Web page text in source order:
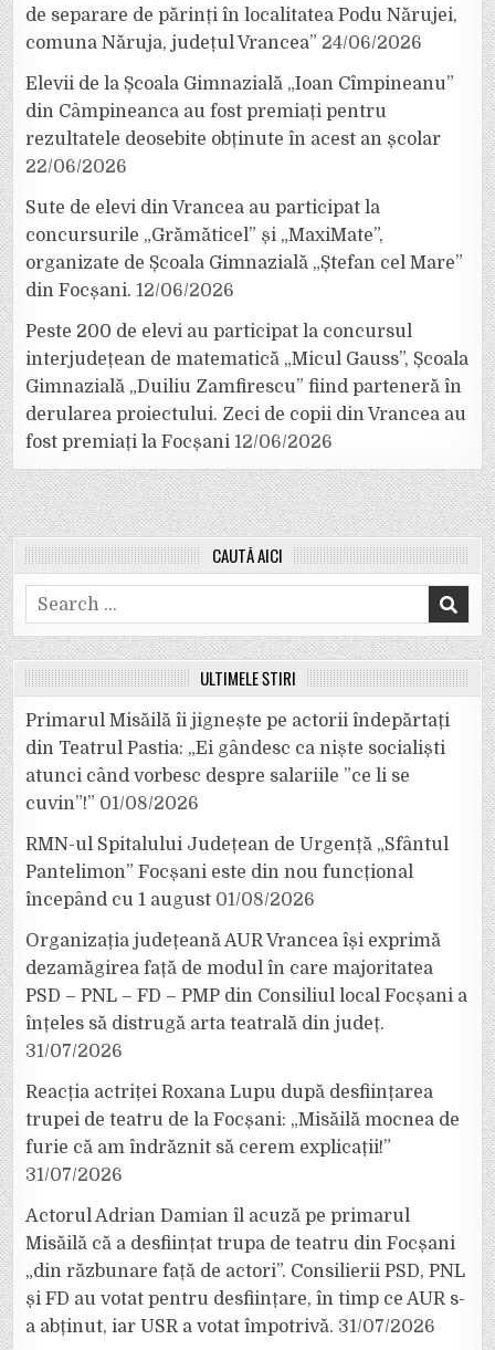
de separare de părinți în localitatea Podu Nărujei,
comuna Năruja, județul Vrancea” 24/06/2026
Elevii de la Școala Gimnazială „Ioan Cîmpineanu”
din Câmpineanca au fost premiați pentru
rezultatele deosebite obținute în acest an școlar
22/06/2026
Sute de elevi din Vrancea au participat la
concursurile „Grămăticel” și „MaxiMate”,
organizate de Școala Gimnazială „Ștefan cel Mare”
din Focșani. 12/06/2026
Peste 200 de elevi au participat la concursul
interjudețean de matematică „Micul Gauss”, Școala
Gimnazială „Duiliu Zamfirescu” fiind parteneră în
derularea proiectului. Zeci de copii din Vrancea au
fost premiați la Focșani 12/06/2026
CAUTĂ AICI
Search
for:
ULTIMELE ȘTIRI
Primarul Misăilă îi jignește pe actorii îndepărtați
din Teatrul Pastia: „Ei gândesc ca niște socialiști
atunci când vorbesc despre salariile ”ce li se
cuvin”!” 01/08/2026
RMN-ul Spitalului Județean de Urgență „Sfântul
Pantelimon” Focșani este din nou funcțional
începând cu 1 august 01/08/2026
Organizația județeană AUR Vrancea își exprimă
dezamăgirea față de modul în care majoritatea
PSD – PNL – FD – PMP din Consiliul local Focșani a
înțeles să distrugă arta teatrală din județ.
31/07/2026
Reacția actriței Roxana Lupu după desființarea
trupei de teatru de la Focșani: „Misăilă mocnea de
furie că am îndrăznit să cerem explicații!”
31/07/2026
Actorul Adrian Damian îl acuză pe primarul
Misăilă că a desființat trupa de teatru din Focșani
„din răzbunare față de actori”. Consilierii PSD, PNL
și FD au votat pentru desființare, în timp ce AUR s-
a abținut, iar USR a votat împotrivă. 31/07/2026